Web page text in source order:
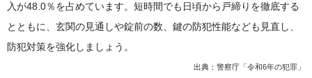
入が48.0％を占めています。短時間でも日頃から戸締りを徹底する
とともに、玄関の見通しや錠前の数、鍵の防犯性能なども見直し、
防犯対策を強化しましょう。
出典： 警察庁「令和6年の犯罪」